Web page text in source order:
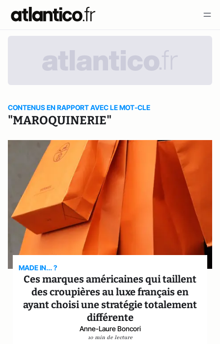
CONTENUS EN RAPPORT AVEC LE MOT-CLE
"MAROQUINERIE"
MADE IN... ?
Ces marques américaines qui taillent
des croupières au luxe français en
ayant choisi une stratégie totalement
différente
Anne-Laure Boncori
10 min de lecture